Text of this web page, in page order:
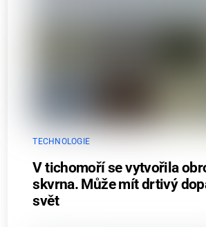
TECHNOLOGIE
V tichomoří se vytvořila
skvrna. Může mít drtivý
svět